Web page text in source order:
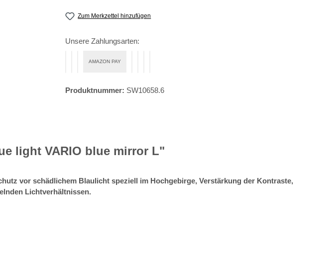
Zum Merkzettel hinzufügen
Unsere Zahlungsarten:
AMAZON PAY
Produktnummer: SW10658.6
light VARIO blue mirror L"
vor schädlichem Blaulicht speziell im Hochgebirge, Verstärkung der Kontraste,
Lichtverhältnissen.